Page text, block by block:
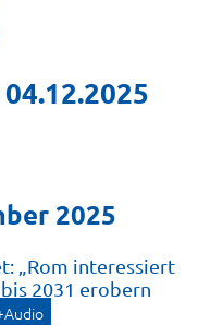
2025
„Rom interessiert
2031 erobern